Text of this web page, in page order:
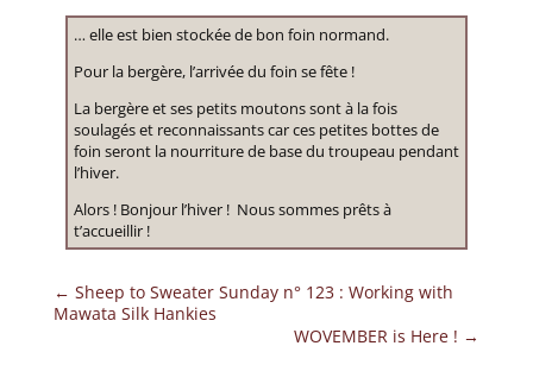
… elle est bien stockée de bon foin normand.
Pour la bergère, l’arrivée du foin se fête !
La bergère et ses petits moutons sont à la fois
soulagés et reconnaissants car ces petites bottes de
foin seront la nourriture de base du troupeau pendant
l’hiver.
Alors ! Bonjour l’hiver ! Nous sommes prêts à
t’accueillir !
← Sheep to Sweater Sunday n° 123 : Working with
Mawata Silk Hankies
WOVEMBER is Here ! →